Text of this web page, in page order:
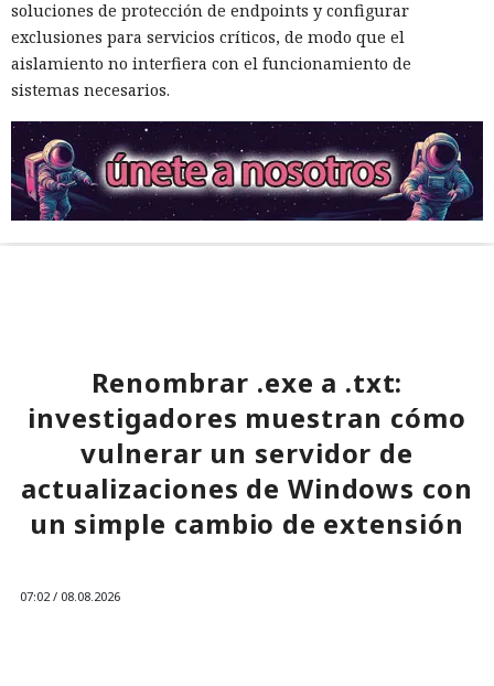
soluciones de protección de endpoints y configurar
exclusiones para servicios críticos, de modo que el
aislamiento no interfiera con el funcionamiento de
sistemas necesarios.
Renombrar .exe a .txt:
investigadores muestran cómo
vulnerar un servidor de
actualizaciones de Windows con
un simple cambio de extensión
07:02 / 08.08.2026